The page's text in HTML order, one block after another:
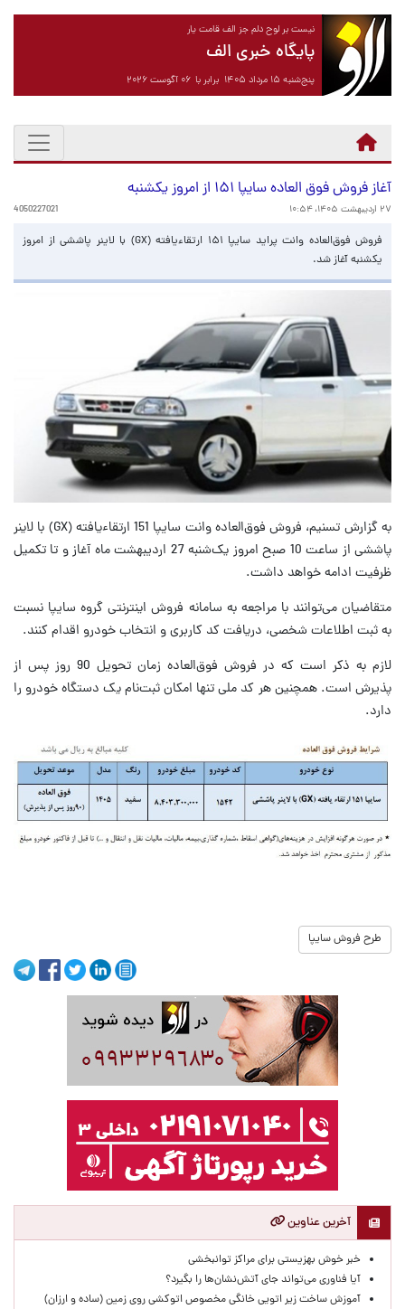
نیست بر لوح دلم جز الف قامت یار
پایگاه خبری الف
پنج‌شنبه ۱۵ مرداد ۱۴۰۵ برابر با ۰۶ آگوست ۲۰۲۶
آغاز فروش فوق العاده سایپا ۱۵۱ از امروز یکشنبه
۲۷ اردیبهشت ۱۴۰۵، ۱۰:۵۴ 4050227021
فروش فوق‌العاده وانت پراید سایپا ۱۵۱ ارتقاءیافته (GX) با لاینر پاششی از امروز
یکشنبه آغاز شد.
به گزارش تسنیم، فروش فوق‌العاده وانت سایپا 151 ارتقاءیافته (GX) با لاینر
پاششی از ساعت 10 صبح امروز یک‌شنبه 27 اردیبهشت ماه آغاز و تا تکمیل
ظرفیت ادامه خواهد داشت.
متقاضیان می‌توانند با مراجعه به سامانه فروش اینترنتی گروه سایپا نسبت
به ثبت اطلاعات شخصی، دریافت کد کاربری و انتخاب خودرو اقدام کنند.
لازم به ذکر است که در فروش فوق‌العاده زمان تحویل 90 روز پس از
پذیرش است. همچنین هر کد ملی تنها امکان ثبت‌نام یک دستگاه خودرو را
دارد.
طرح فروش سایپا
آخرین عناوین
خبر خوش بهزیستی برای مراکز توانبخشی
آیا فناوری می‌تواند جای آتش‌نشان‌ها را بگیرد؟
آموزش ساخت زیر اتویی خانگی مخصوص اتوکشی روی زمین (ساده و ارزان)